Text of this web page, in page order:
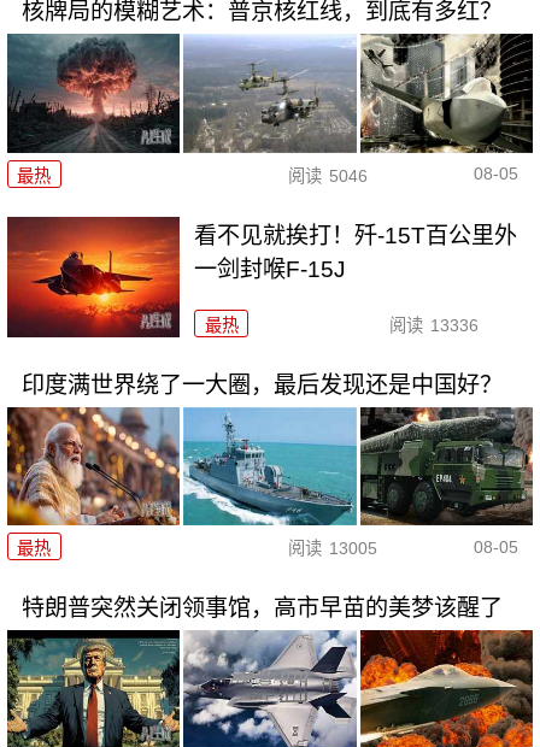
核牌局的模糊艺术：普京核红线，到底有多红？
最热 阅读 5046 08-05
看不见就挨打！歼-15T百公里外
一剑封喉F-15J
最热 阅读 13336
印度满世界绕了一大圈，最后发现还是中国好？
最热 阅读 13005 08-05
特朗普突然关闭领事馆，高市早苗的美梦该醒了